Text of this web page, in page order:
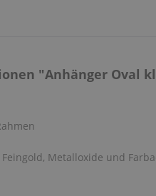
"Anhänger Oval
Metalloxide und